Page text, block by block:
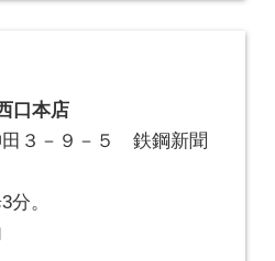
口本店
田３－９－５ 鉄鋼新聞
。